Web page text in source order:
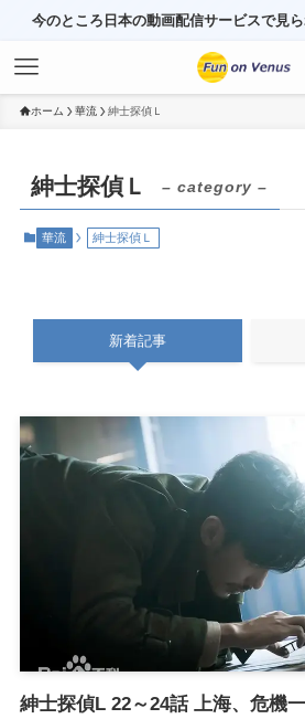
今のところ日本の動画配信サービスで見
ホーム 華流 紳士探偵Ｌ
紳士探偵Ｌ – category –
華流 紳士探偵Ｌ
新着記事
紳士探偵L 22～24話 上海、危機